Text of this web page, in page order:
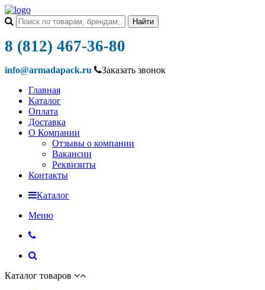
8 (812) 467-36-80
info@armadapack.ru
Заказать звонок
Главная
Каталог
Оплата
Доставка
О Компании
Отзывы о компании
Вакансии
Реквизиты
Контакты
Каталог
Меню
Каталог товаров